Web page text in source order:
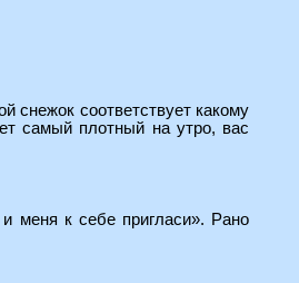
снежок соответствует какому
самый плотный на утро, вас
меня к себе пригласи». Рано